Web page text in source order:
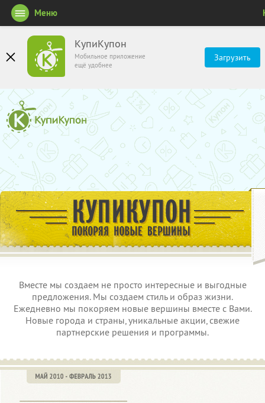
КупиКупон
Мобильное приложение
ещё удобнее
Загрузить
Меню
Вместе мы создаем не просто интересные и выгодные
предложения. Мы создаем стиль и образ жизни.
Ежедневно мы покоряем новые вершины вместе с Вами.
Новые города и страны, уникальные акции, свежие
партнерские решения и программы.